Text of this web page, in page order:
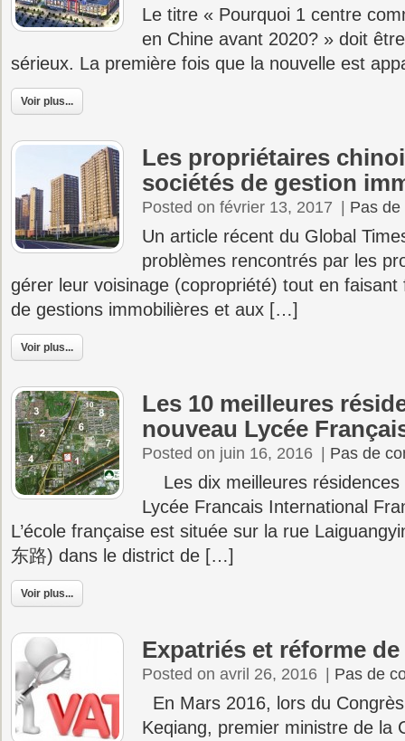
Le titre « Pourquoi 1 centre
en Chine avant 2020? » doit
sérieux. La première fois que la nouvelle est
Voir plus...
Les propriétaires
sociétés de gestion
Posted on février 13, 2017 Pas
Un article récent du Global
problèmes rencontrés par les
gérer leur voisinage (copropriété) tout en
de gestions immobilières et aux […]
Voir plus...
Les 10 meilleures
nouveau Lycée
Posted on juin 16, 2016 Pas de
Les dix meilleures résidences
Lycée Francais International
L’école française est située sur la rue
东路) dans le district de […]
Voir plus...
Expatriés et réforme
Posted on avril 26, 2016 Pas de
En Mars 2016, lors du
Keqiang, premier ministre de la